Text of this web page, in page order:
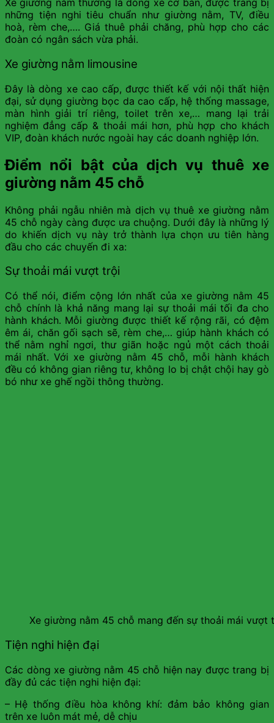
Xe giường nằm thường là dòng xe cơ bản, được trang bị
những tiện nghi tiêu chuẩn như giường nằm, TV, điều
hoà, rèm che,…. Giá thuê phải chăng, phù hợp cho các
đoàn có ngân sách vừa phải.
Xe giường nằm limousine
Đây là dòng xe cao cấp, được thiết kế với nội thất hiện
đại, sử dụng giường bọc da cao cấp, hệ thống massage,
màn hình giải trí riêng, toilet trên xe,… mang lại trải
nghiệm đẳng cấp & thoải mái hơn, phù hợp cho khách
VIP, đoàn khách nước ngoài hay các doanh nghiệp lớn.
Điểm nổi bật của dịch vụ thuê xe
giường nằm 45 chỗ
Không phải ngẫu nhiên mà dịch vụ thuê xe giường nằm
45 chỗ ngày càng được ưa chuộng. Dưới đây là những lý
do khiến dịch vụ này trở thành lựa chọn ưu tiên hàng
đầu cho các chuyến đi xa:
Sự thoải mái vượt trội
Có thể nói, điểm cộng lớn nhất của xe giường nằm 45
chỗ chính là khả năng mang lại sự thoải mái tối đa cho
hành khách. Mỗi giường được thiết kế rộng rãi, có đệm
êm ái, chăn gối sạch sẽ, rèm che,… giúp hành khách có
thể nằm nghỉ ngơi, thư giãn hoặc ngủ một cách thoải
mái nhất. Với xe giường nằm 45 chỗ, mỗi hành khách
đều có không gian riêng tư, không lo bị chật chội hay gò
bó như xe ghế ngồi thông thường.
Xe giường nằm 45 chỗ mang đến sự thoải mái vượt
Tiện nghi hiện đại
Các dòng xe giường nằm 45 chỗ hiện nay được trang bị
đầy đủ các tiện nghi hiện đại:
– Hệ thống điều hòa không khí: đảm bảo không gian
trên xe luôn mát mẻ, dễ chịu